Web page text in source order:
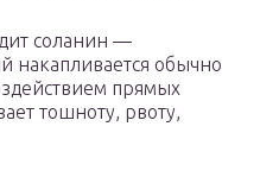
соланин —
накапливается обычно
прямых
тошноту, рвоту,